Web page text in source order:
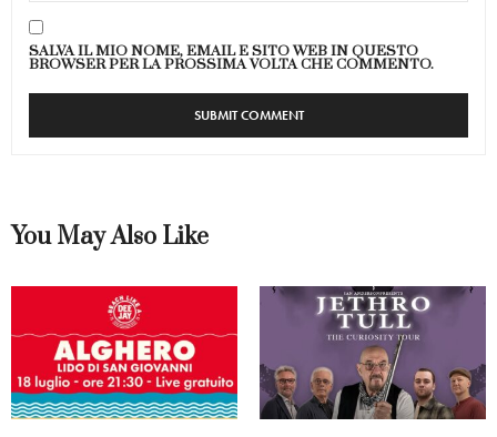
SALVA IL MIO NOME, EMAIL E SITO WEB IN QUESTO
BROWSER PER LA PROSSIMA VOLTA CHE COMMENTO.
You May Also Like